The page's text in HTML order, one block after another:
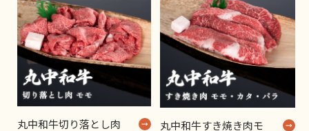
丸中和牛切り落とし肉
丸中和牛すき焼き肉モ